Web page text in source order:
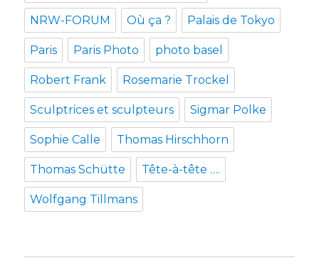
NRW-FORUM Où ça ? Palais de Tokyo
Paris Paris Photo photo basel
Robert Frank Rosemarie Trockel
Sculptrices et sculpteurs Sigmar Polke
Sophie Calle Thomas Hirschhorn
Thomas Schütte Tête-à-tête ….
Wolfgang Tillmans